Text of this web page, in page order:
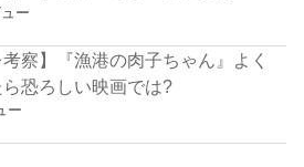
ー
考察】『漁港の肉子ちゃん』よく
恐ろしい映画では?
ー